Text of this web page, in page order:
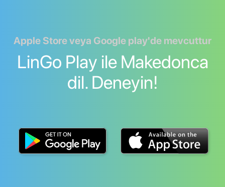
Apple Store veya Google play'de mevcuttur
LinGo Play ile Makedonca
dil. Deneyin!